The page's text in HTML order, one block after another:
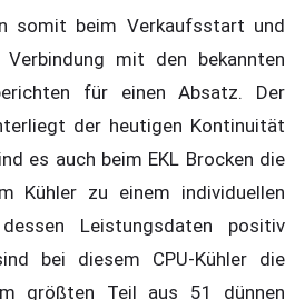
somit beim Verkaufsstart und
mit den bekannten
für einen Absatz. Der
der heutigen Kontinuität
es auch beim EKL Brocken die
Kühler zu einem individuellen
Leistungsdaten positiv
bei diesem CPU-Kühler die
größten Teil aus 51 dünnen